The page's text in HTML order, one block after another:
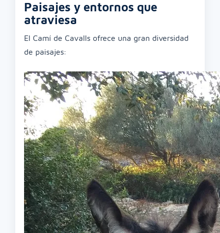
Paisajes y entornos que
atraviesa
El Camí de Cavalls ofrece una gran diversidad
de paisajes: